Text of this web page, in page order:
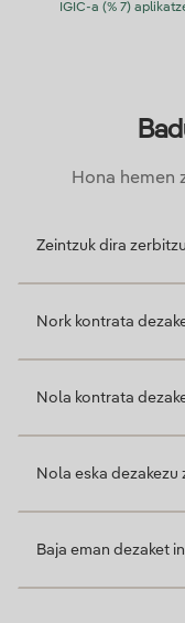
IGIC-a (% 7)
Hona hemen
Zeintzuk dira
Nork kontrata
Nola kontrata
Nola eska
Baja eman dezaket